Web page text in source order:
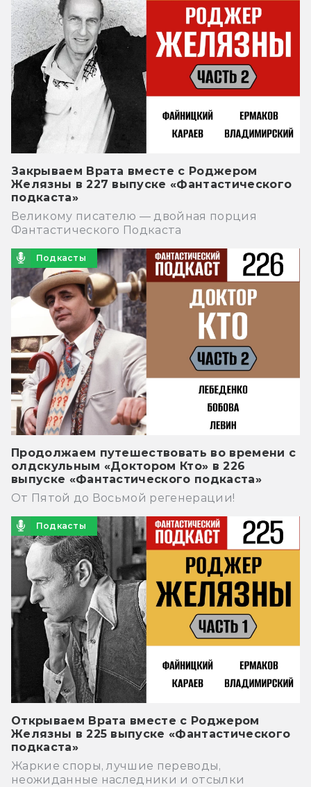
Закрываем Врата вместе с Роджером
Желязны в 227 выпуске «Фантастического
подкаста»
Великому писателю — двойная порция
Фантастического Подкаста
Подкасты
Продолжаем путешествовать во времени с
олдскульным «Доктором Кто» в 226
выпуске «Фантастического подкаста»
От Пятой до Восьмой регенерации!
Подкасты
Открываем Врата вместе с Роджером
Желязны в 225 выпуске «Фантастического
подкаста»
Жаркие споры, лучшие переводы,
неожиданные наследники и отсылки